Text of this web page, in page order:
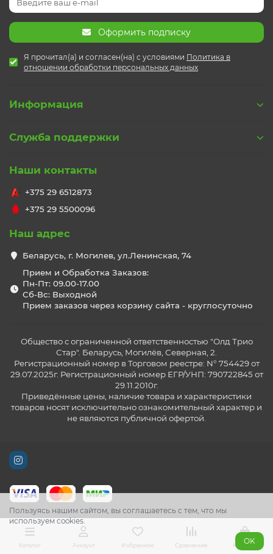
Пользуясь нашим сайтом, вы соглашаетесь с тем, что мы
используем cookies.
OK
Оформить подписку
Я прочитал(а) и согласен(на) с условиями Политика в
отношении обработки персональных данных
Информация
Служба поддержки
Наши контакты
+375 29 6512873
+375 29 5500096
Наш адрес
Беларусь, г. Могилев, ул.Ленинская, 74
Прием и Обработка Заказов:
Пн-Пт: 09.00-17.00
Сб-Вс: Выходной
Прием заказов через корзину сайта - круглосуточно
Общество с ограниченной ответственностью "Олд Трио
Стар". Беларусь, Могилёв, Северная, 2.
Регистрационный номер в Торговом реестре: N° 754429 от
29.07.2025г. Регистрационный номер ЕГР/УНП: 790722845 от
29.11.2010г.
Приведённые цены, наличие товара и характеристики
товаров носят исключительно ознакомительный характер и
не являются публичной офертой.
Каталог Аккаунт Избранное Сравнение Корзина